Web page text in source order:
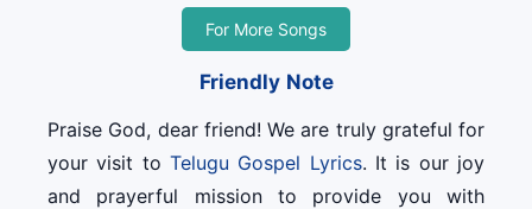
For More Songs
Friendly Note
Praise God, dear friend! We are truly grateful for
your visit to Telugu Gospel Lyrics. It is our joy
and prayerful mission to provide you with